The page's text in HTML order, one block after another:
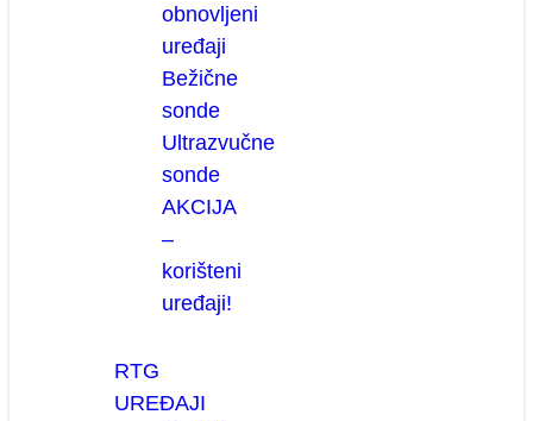
obnovljeni
uređaji
Bežične
sonde
Ultrazvučne
sonde
AKCIJA
–
korišteni
uređaji!
RTG
UREĐAJI